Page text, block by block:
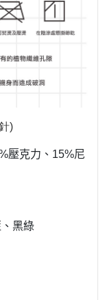
)
壓克力、15%尼
黑綠